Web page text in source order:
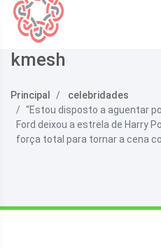
kmesh
Principal
celebridades
“Estou disposto a aguentar
Ford deixou a estrela de Harry
força total para tornar a cena